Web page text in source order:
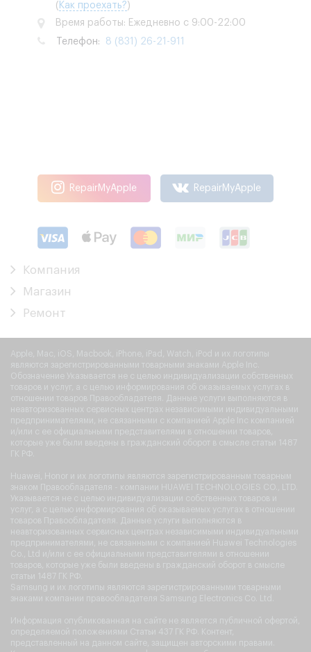
( Как проехать? )
Время работы: Ежедневно с 9:00-22:00
Телефон: 8 (831) 26-21-911
RepairMyApple RepairMyApple
Компания
Магазин
Ремонт
Apple, Mac, iOS, Macbook, iPhone, iPad, Watch, iPod и их логотипы
являются зарегистрированными товарными знаками Apple Inc.
Обозначение Указывается не с целью индивидуализации собственных
товаров и услуг, а с целью информирования об оказываемых услугах в
отношении товаров Правообладателя. Данные услуги выполняются в
неавторизованных сервисных центрах независимыми индивидуальными
предпринимателями, не связанными с компанией Apple Inc компанией
и/или с ее официальными представителями в отношении товаров,
которые уже были введены в гражданский оборот в смысле статьи 1487
ГК РФ.
Huawei, Honor и их логотипы являются зарегистрированным товарным
знаком Правообладателя - компании HUAWEI TECHNOLOGIES CO., LTD.
Указывается не с целью индивидуализации собственных товаров и
услуг, а с целью информирования об оказываемых услугах в отношении
товаров Правообладателя. Данные услуги выполняются в
неавторизованных сервисных центрах независимыми индивидуальными
предпринимателями, не связанными с компанией Huawei Technologies
Co., Ltd и/или с ее официальными представителями в отношении
товаров, которые уже были введены в гражданский оборот в смысле
статьи 1487 ГК РФ.
Samsung и их логотипы являются зарегистрированными товарными
знаками компании правообладателя Samsung Electronics Co. Ltd.
Информация опубликованная на сайте не является публичной офертой,
определяемой положениями Статьи 437 ГК РФ. Контент,
представленный на данном сайте, защищен авторскими правами.